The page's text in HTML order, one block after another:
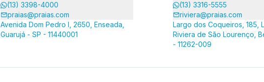
(13) 3398-4000
praias@praias.com
Avenida Dom Pedro I, 2650, Enseada,
Guarujá - SP - 11440001
(13) 3316-5555
riviera@praias.com
Largo dos Coqueiros, 185,
Riviera de São Lourenço,
- 11262-009